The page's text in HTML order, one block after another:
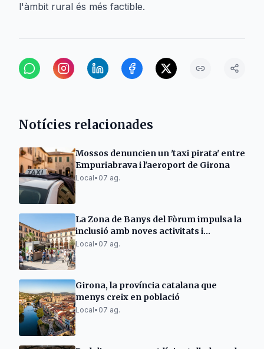
l'àmbit rural és més factible.
Notícies relacionades
Mossos denuncien un 'taxi pirata' entre
Empuriabrava i l'aeroport de Girona
Local• 07 ag.
La Zona de Banys del Fòrum impulsa la
inclusió amb noves activitats i
guingueta
Local• 07 ag.
Girona, la província catalana que
menys creix en població
Local• 07 ag.